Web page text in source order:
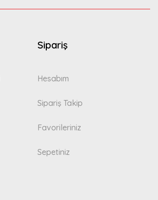
Sipariş
Hesabım
Sipariş Takip
Favorileriniz
Sepetiniz